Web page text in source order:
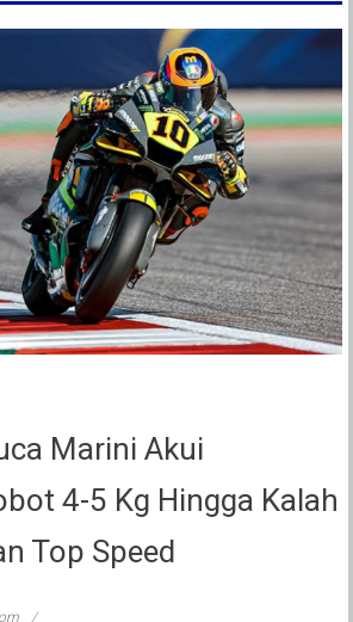
Marini Akui
4-5 Kg Hingga Kalah
Top Speed